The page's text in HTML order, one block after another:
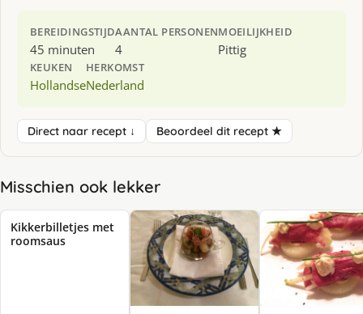
BEREIDINGSTIJD
45 minuten
AANTAL PERSONEN
4
MOEILIJKHEID
Pittig
KEUKEN
Hollandse
HERKOMST
Nederland
Direct naar recept ↓ Beoordeel dit recept ★
Misschien ook lekker
Kikkerbilletjes met
roomsaus